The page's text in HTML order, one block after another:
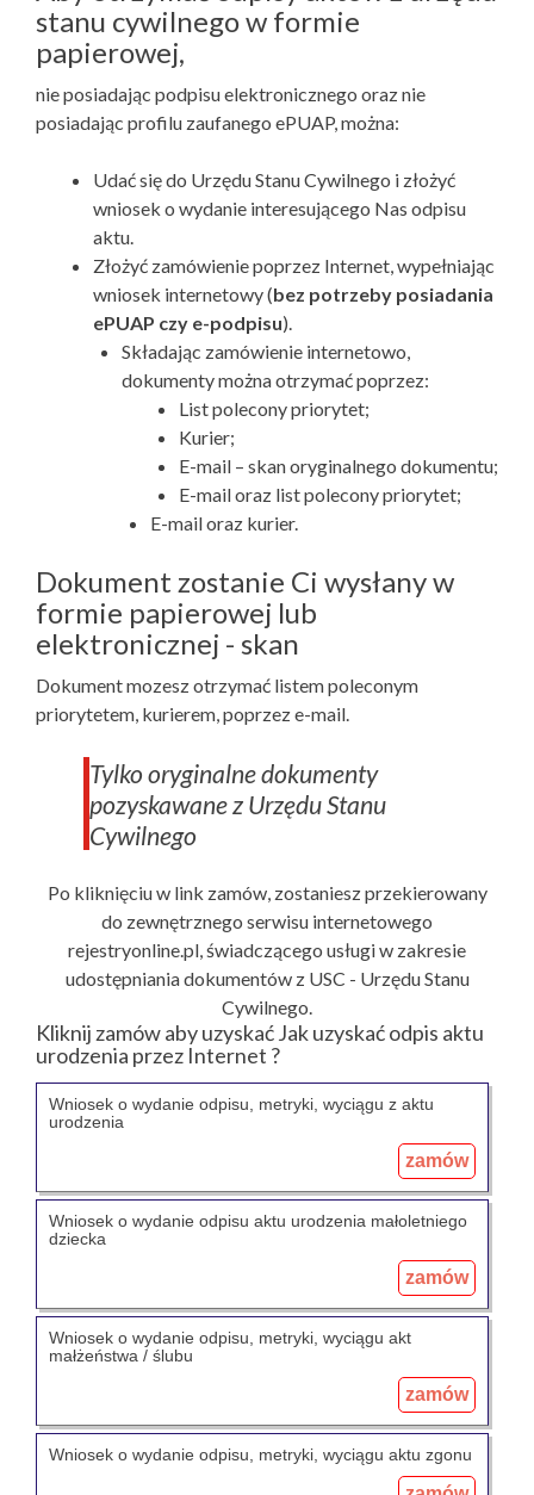
stanu cywilnego w formie
papierowej,
nie posiadając podpisu elektronicznego oraz nie
posiadając profilu zaufanego ePUAP, można:
Udać się do Urzędu Stanu Cywilnego i złożyć
wniosek o wydanie interesującego Nas odpisu
aktu.
Złożyć zamówienie poprzez Internet, wypełniając
wniosek internetowy (bez potrzeby posiadania
ePUAP czy e-podpisu).
Składając zamówienie internetowo,
dokumenty można otrzymać poprzez:
List polecony priorytet;
Kurier;
E-mail – skan oryginalnego dokumentu;
E-mail oraz list polecony priorytet;
E-mail oraz kurier.
Dokument zostanie Ci wysłany w
formie papierowej lub
elektronicznej - skan
Dokument mozesz otrzymać listem poleconym
priorytetem, kurierem, poprzez e-mail.
Tylko oryginalne dokumenty
pozyskawane z Urzędu Stanu
Cywilnego
Po kliknięciu w link zamów, zostaniesz przekierowany
do zewnętrznego serwisu internetowego
rejestryonline.pl, świadczącego usługi w zakresie
udostępniania dokumentów z USC - Urzędu Stanu
Cywilnego.
Kliknij zamów aby uzyskać Jak uzyskać odpis aktu
urodzenia przez Internet ?
Wniosek o wydanie odpisu, metryki, wyciągu z aktu
urodzenia
zamów
Wniosek o wydanie odpisu aktu urodzenia małoletniego
dziecka
zamów
Wniosek o wydanie odpisu, metryki, wyciągu akt
małżeństwa / ślubu
zamów
Wniosek o wydanie odpisu, metryki, wyciągu aktu zgonu